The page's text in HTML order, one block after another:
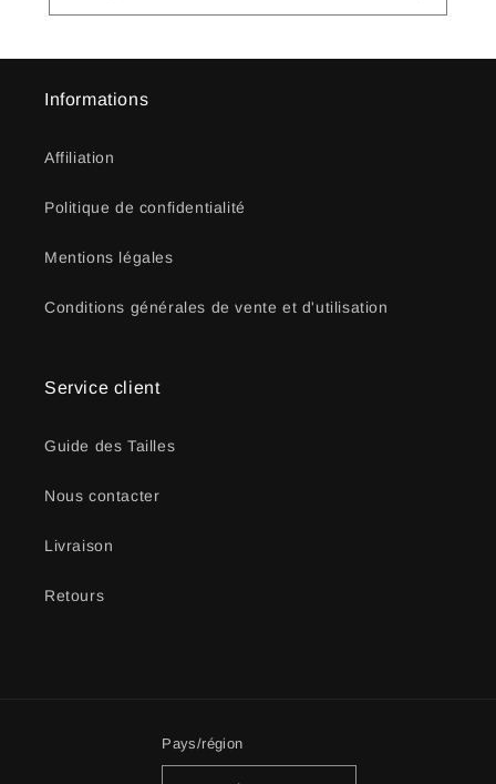
Informations
Affiliation
Politique de confidentialité
Mentions légales
Conditions générales de vente et d'utilisation
Service client
Guide des Tailles
Nous contacter
Livraison
Retours
Pays/région